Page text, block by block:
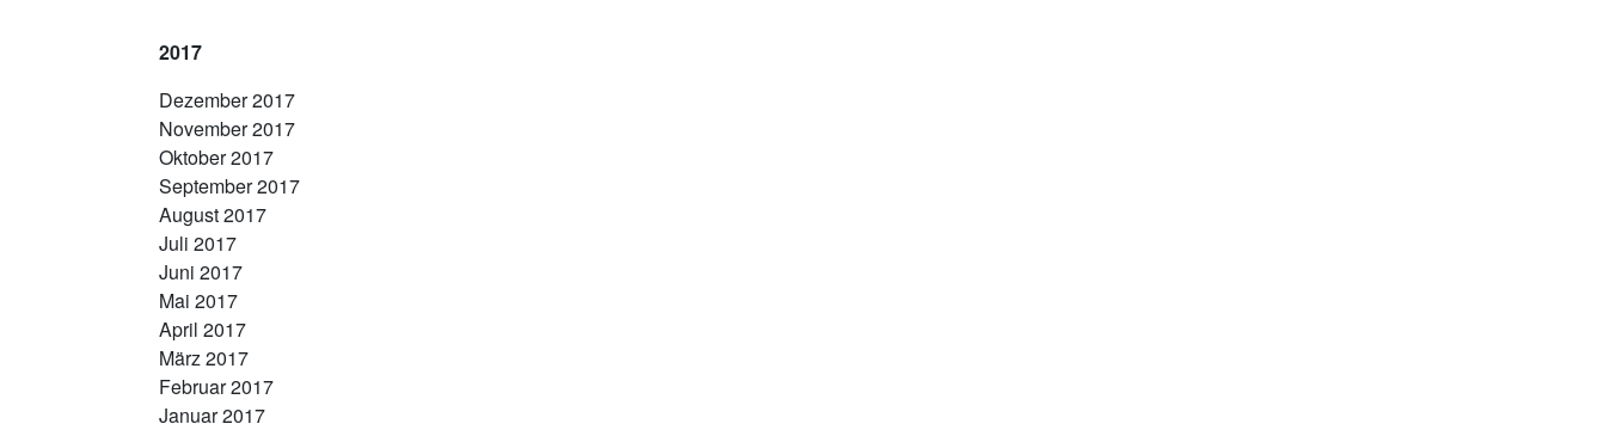
2017
Dezember 2017
November 2017
Oktober 2017
September 2017
August 2017
Juli 2017
Juni 2017
Mai 2017
April 2017
März 2017
Februar 2017
Januar 2017